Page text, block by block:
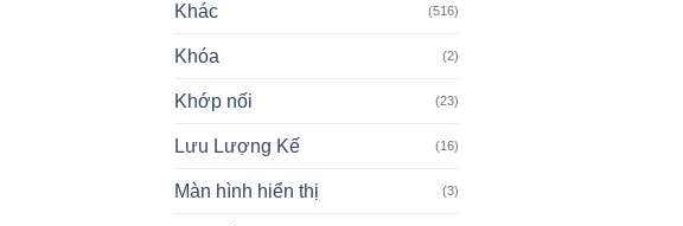
Khác (516)
Khóa (2)
Khớp nối (23)
Lưu Lượng Kế (16)
Màn hình hiển thị (3)